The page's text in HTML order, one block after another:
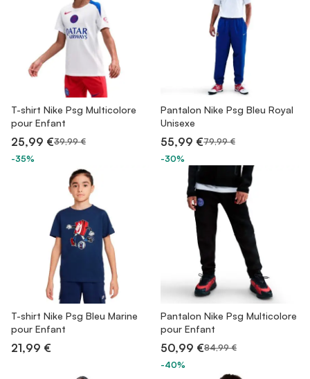
T-shirt Nike Psg Multicolore
pour Enfant
25,99 €39,99 €
-35%
Pantalon Nike Psg Bleu Royal
Unisexe
55,99 €79,99 €
-30%
T-shirt Nike Psg Bleu Marine
pour Enfant
21,99 €
Pantalon Nike Psg Multicolore
pour Enfant
50,99 €84,99 €
-40%